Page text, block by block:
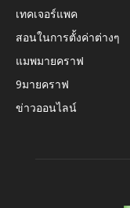
เทคเจอร์แพค
สอนในการตั้งค่าต่างๆ
แมพมายคราฟ
9มายคราฟ
ข่าวออนไลน์